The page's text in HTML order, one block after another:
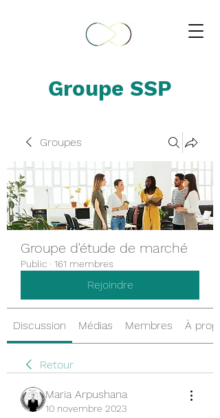
Groupe SSP
Groupes
Groupe d'étude de marché
Public · 161 membres
Rejoindre
Discussion Médias Membres À
Retour
Maria Arpushana
10 novembre 2023